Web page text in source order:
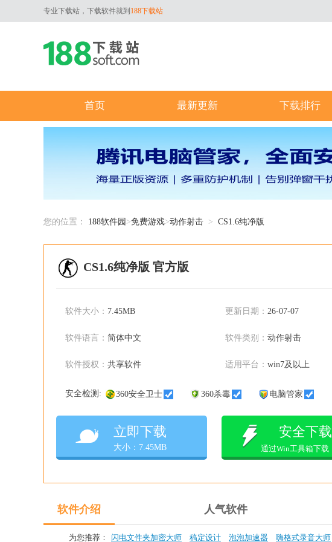
专业下载站，下载软件就到 188下载站
首页 最新更新 下载排行
您的位置： 188软件园 >免费游戏>动作射击 > CS1.6纯净版
CS1.6纯净版 官方版
软件大小： 7.45MB 更新日期： 26-07-07
软件语言： 简体中文 软件类别： 动作射击
软件授权： 共享软件 适用平台： win7及以上
安全检测: 360安全卫士 360杀毒 电脑管家
立即下载
大小：7.45MB
安全下载
通过Win工具箱下载
软件介绍 人气软件
为您推荐： 闪电文件夹加密大师 稿定设计 泡泡加速器 嗨格式录音大师